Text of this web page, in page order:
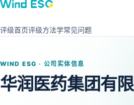
评级首页评级方法学常见问题
WIND ESG · 公司实体信息
华润医药集团有